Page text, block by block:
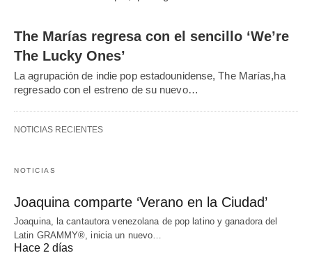
The Marías regresa con el sencillo ‘We’re
The Lucky Ones’
La agrupación de indie pop estadounidense, The Marías,ha
regresado con el estreno de su nuevo…
NOTICIAS RECIENTES
NOTICIAS
Joaquina comparte ‘Verano en la Ciudad’
Joaquina, la cantautora venezolana de pop latino y ganadora del
Latin GRAMMY®, inicia un nuevo…
Hace 2 días